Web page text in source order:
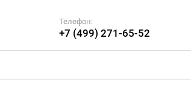
Телефон:
+7 (499) 271-65-52